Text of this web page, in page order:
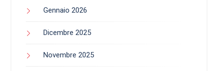
Gennaio 2026
Dicembre 2025
Novembre 2025